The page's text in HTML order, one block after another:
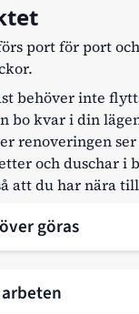
port för port
behöver inte
bo kvar i din
renoveringen
och duschar i
att du har nära
göras